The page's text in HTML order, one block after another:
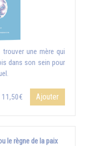
une mère qui
dans son sein pour
11,50€ Ajouter
le règne de la paix